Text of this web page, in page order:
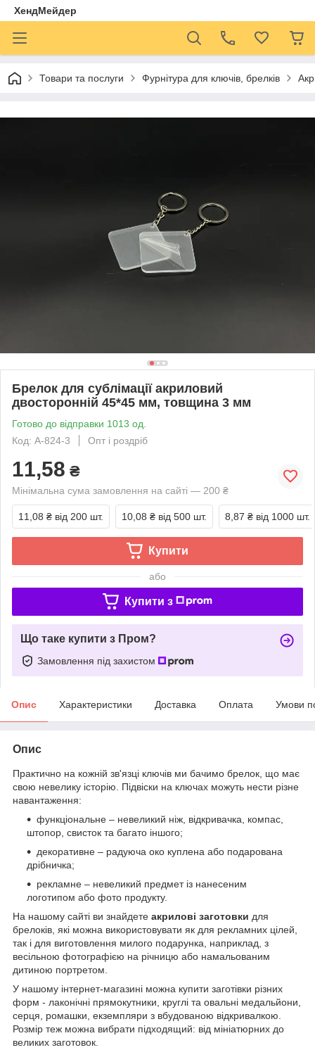
ХендМейдер
Товари та послуги Фурнітура для ключів, брелків
Брелок для сублімації акриловий
двосторонній 45*45 мм, товщина 3 мм
Готово до відправки 1013 од.
Код: A-824-3
Опт і роздріб
11,58 ₴
Мінімальна сума замовлення на сайті — 200 ₴
11,08 ₴ від 200 шт. 10,08 ₴ від 500 шт. 8,87 ₴ від 1000 шт.
Купити
або
Купити з
Що таке купити з Пром?
Замовлення під захистом
Опис Характеристики Доставка Оплата Умови
Опис
Практично на кожній зв'язці ключів ми бачимо брелок, що має
свою невелику історію. Підвіски на ключах можуть нести різне
навантаження:
функціональне – невеликий ніж, відкривачка, компас,
штопор, свисток та багато іншого;
декоративне – радуюча око куплена або подарована
дрібничка;
рекламне – невеликий предмет із нанесеним
логотипом або фото продукту.
На нашому сайті ви знайдете акрилові заготовки для
брелоків, які можна використовувати як для рекламних цілей,
так і для виготовлення милого подарунка, наприклад, з
весільною фотографією на річницю або намальованим
дитиною портретом.
У нашому інтернет-магазині можна купити заготівки різних
форм - лаконічні прямокутники, круглі та овальні медальйони,
серця, ромашки, екземпляри з вбудованою відкривалкою.
Розмір теж можна вибрати підходящий: від мініатюрних до
великих заготовок.